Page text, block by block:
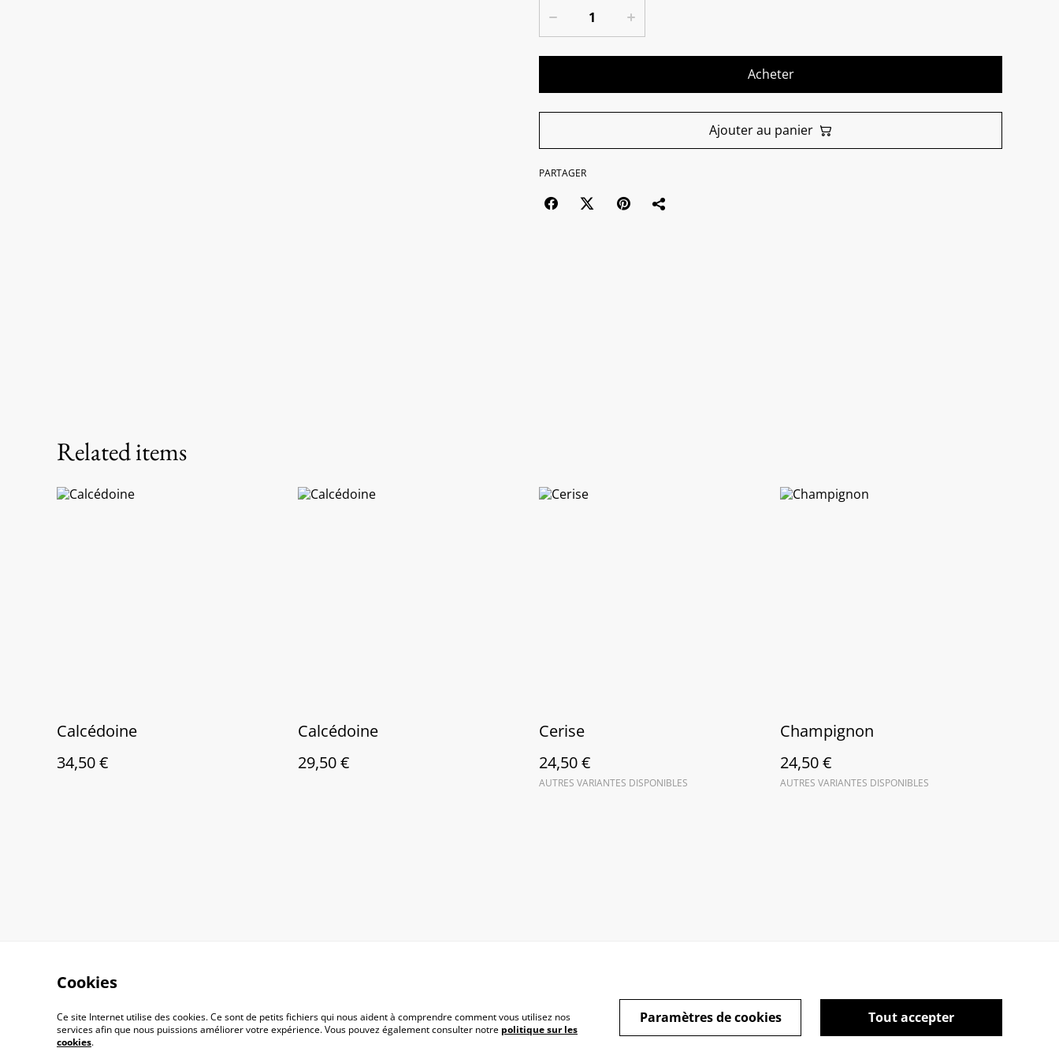
Acheter
Ajouter au panier
PARTAGER
Related items
Calcédoine
34,50 €
Calcédoine
29,50 €
Cerise
24,50 €
AUTRES VARIANTES DISPONIBLES
Champignon
24,50 €
AUTRES VARIANTES DISPONIBLES
Politique de cookies Mention Légales
Cookies
Ce site Internet utilise des cookies. Ce sont de petits fichiers qui nous aident à comprendre comment vous utilisez nos
services afin que nous puissions améliorer votre expérience. Vous pouvez également consulter notre politique sur les
cookies.
Tout accepter
Paramètres de cookies